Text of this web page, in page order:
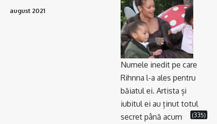
august 2021
Numele inedit pe care
Rihnna l-a ales pentru
băiatul ei. Artista și
iubitul ei au ținut totul
secret până acum
(335)